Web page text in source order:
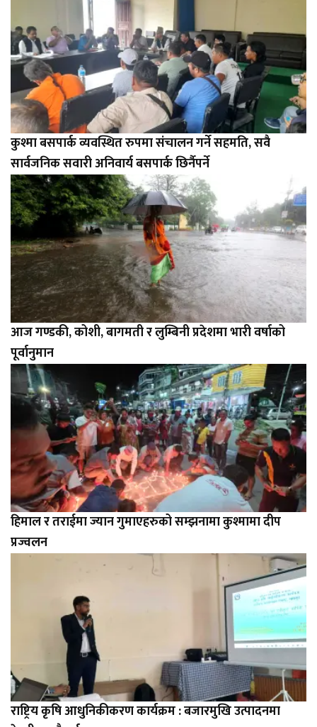
कुश्मा बसपार्क व्यवस्थित रुपमा संचालन गर्ने सहमति, सवै
सार्वजनिक सवारी अनिवार्य बसपार्क छिर्नैपर्ने
आज गण्डकी, कोशी, बागमती र लुम्बिनी प्रदेशमा भारी वर्षाको
पूर्वानुमान
हिमाल र तराईमा ज्यान गुमाएहरुको सम्झनामा कुश्मामा दीप
प्रज्वलन
राष्ट्रिय कृषि आधुनिकीकरण कार्यक्रम : बजारमुखि उत्पादनमा